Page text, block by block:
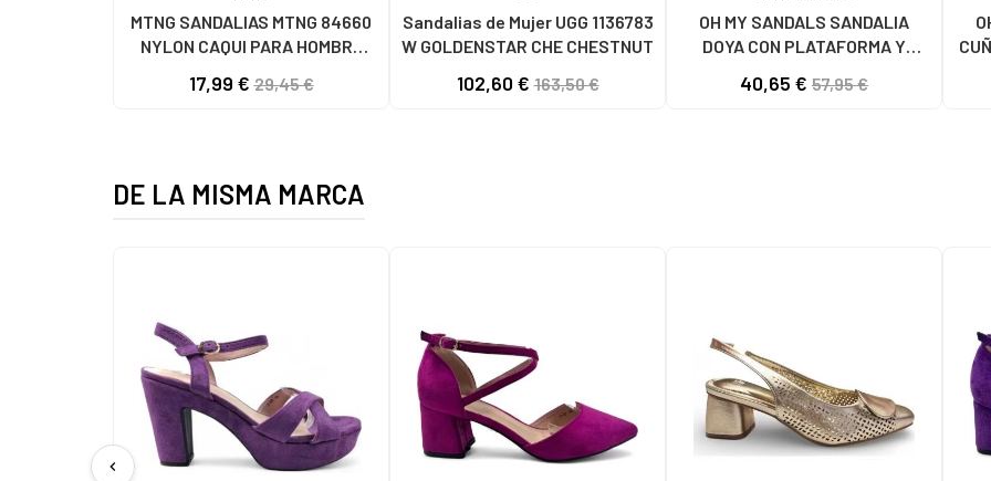
MTNG SANDALIAS MTNG 84660
NYLON CAQUI PARA HOMBRE
17,99 €29,45 €
Sandalias de Mujer UGG 1136783
W GOLDENSTAR CHE CHESTNUT
102,60 €163,50 €
OH MY SANDALS SANDALIA
DOYA CON PLATAFORMA Y
BLANCO
40,65 € 57,95 €
DE LA MISMA MARCA
chevron_left